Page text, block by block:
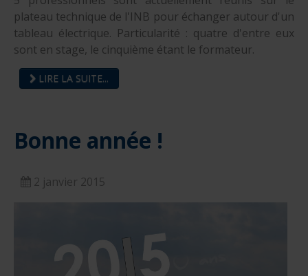
plateau technique de l'INB pour échanger autour d'un
tableau électrique. Particularité : quatre d'entre eux
sont en stage, le cinquième étant le formateur.
LIRE LA SUITE...
Bonne année !
2 janvier 2015